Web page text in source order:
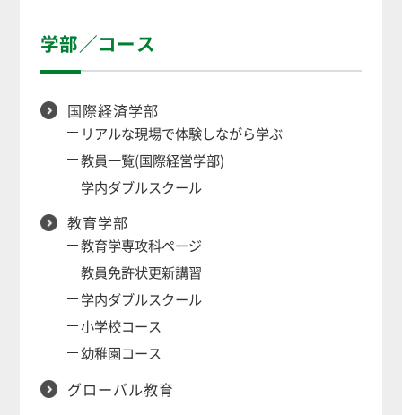
学部／コース
国際経済学部
リアルな現場で体験しながら学ぶ
教員一覧(国際経営学部)
学内ダブルスクール
教育学部
教育学専攻科ページ
教員免許状更新講習
学内ダブルスクール
小学校コース
幼稚園コース
グローバル教育